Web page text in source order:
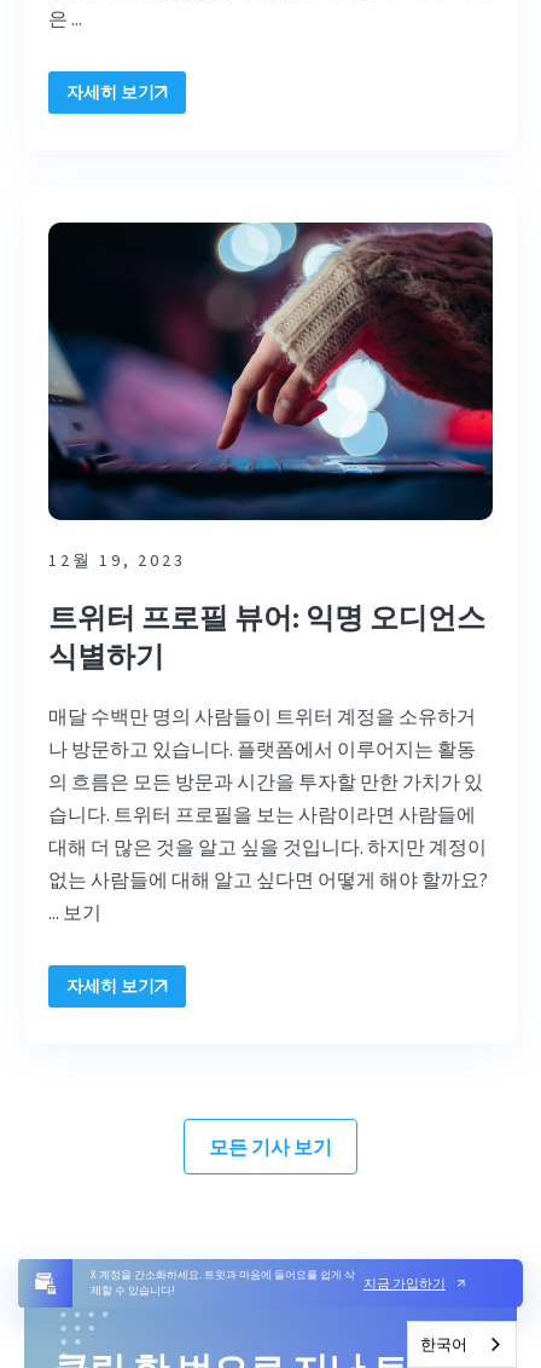
X 계정을 간소화하세요. 트윗과 마음에 들어요를 쉽게 삭
제할 수 있습니다!
지금 가입하기
은 ...
자세히 보기
12월 19, 2023
트위터 프로필 뷰어: 익명 오디언스
식별하기
매달 수백만 명의 사람들이 트위터 계정을 소유하거
나 방문하고 있습니다. 플랫폼에서 이루어지는 활동
의 흐름은 모든 방문과 시간을 투자할 만한 가치가 있
습니다. 트위터 프로필을 보는 사람이라면 사람들에
대해 더 많은 것을 알고 싶을 것입니다. 하지만 계정이
없는 사람들에 대해 알고 싶다면 어떻게 해야 할까요?
... 보기
자세히 보기
모든 기사 보기
한국어